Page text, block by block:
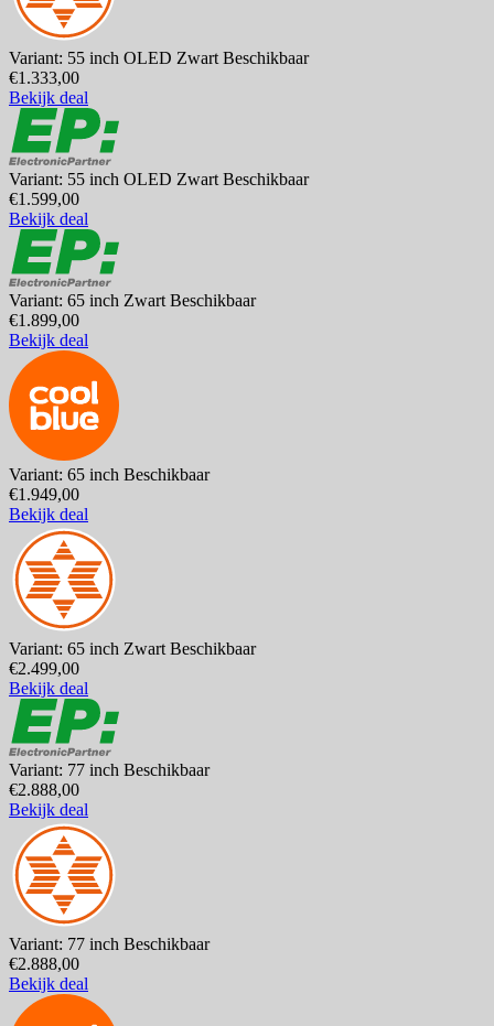
Variant: 55 inch OLED Zwart Beschikbaar
€1.333,00
Bekijk deal
Variant: 55 inch OLED Zwart Beschikbaar
€1.599,00
Bekijk deal
Variant: 65 inch Zwart Beschikbaar
€1.899,00
Bekijk deal
Variant: 65 inch Beschikbaar
€1.949,00
Bekijk deal
Variant: 65 inch Zwart Beschikbaar
€2.499,00
Bekijk deal
Variant: 77 inch Beschikbaar
€2.888,00
Bekijk deal
Variant: 77 inch Beschikbaar
€2.888,00
Bekijk deal